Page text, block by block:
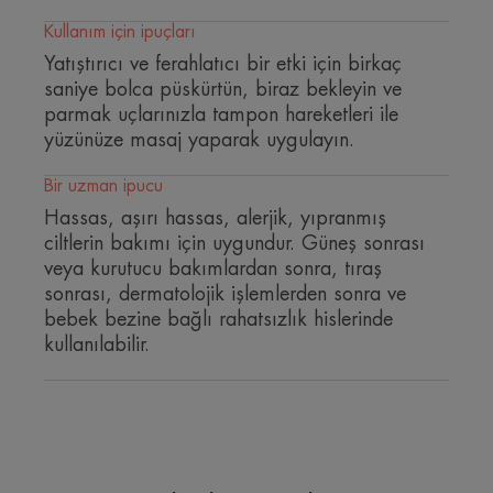
hissini ve hassasiyeti azaltır.
Kullanım için ipuçları
Yatıştırıcı ve ferahlatıcı bir etki için birkaç
saniye bolca püskürtün, biraz bekleyin ve
parmak uçlarınızla tampon hareketleri ile
yüzünüze masaj yaparak uygulayın.
Bir uzman ipucu
Hassas, aşırı hassas, alerjik, yıpranmış
ciltlerin bakımı için uygundur. Güneş sonrası
veya kurutucu bakımlardan sonra, tıraş
sonrası, dermatolojik işlemlerden sonra ve
bebek bezine bağlı rahatsızlık hislerinde
kullanılabilir.